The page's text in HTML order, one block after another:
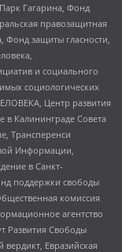
Гагарина, Фонд
правозащитная
Фонд защиты гласности,
и социального
социологических
Центр развития
в Калининграде Совета
Трансперенси
Информации,
в Санкт-
поддержки свободы
комиссия
агентство
Развития Свободы
Евразийская